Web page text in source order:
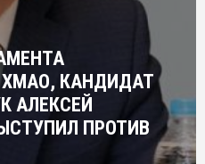
ХМАО, КАНДИДАТ
АЛЕКСЕЙ
ПРОТИВ